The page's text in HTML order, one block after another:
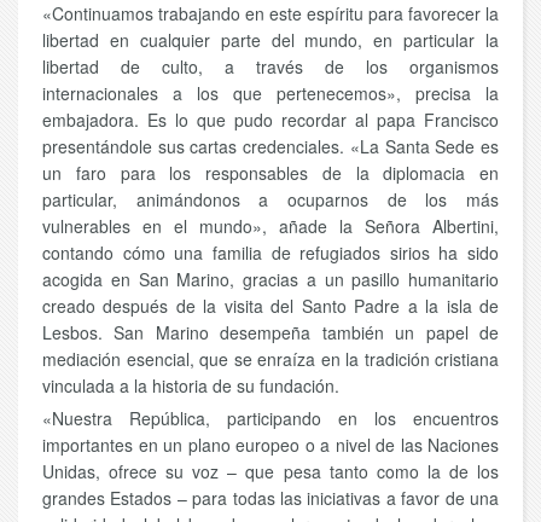
«Continuamos trabajando en este espíritu para favorecer la
libertad en cualquier parte del mundo, en particular la
libertad de culto, a través de los organismos
internacionales a los que pertenecemos», precisa la
embajadora. Es lo que pudo recordar al papa Francisco
presentándole sus cartas credenciales. «La Santa Sede es
un faro para los responsables de la diplomacia en
particular, animándonos a ocuparnos de los más
vulnerables en el mundo», añade la Señora Albertini,
contando cómo una familia de refugiados sirios ha sido
acogida en San Marino, gracias a un pasillo humanitario
creado después de la visita del Santo Padre a la isla de
Lesbos. San Marino desempeña también un papel de
mediación esencial, que se enraíza en la tradición cristiana
vinculada a la historia de su fundación.
«Nuestra República, participando en los encuentros
importantes en un plano europeo o a nivel de las Naciones
Unidas, ofrece su voz – que pesa tanto como la de los
grandes Estados – para todas las iniciativas a favor de una